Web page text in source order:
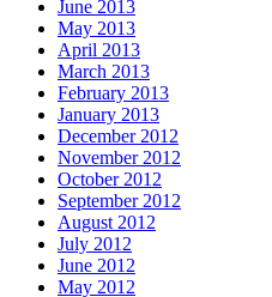
June 2013
May 2013
April 2013
March 2013
February 2013
January 2013
December 2012
November 2012
October 2012
September 2012
August 2012
July 2012
June 2012
May 2012